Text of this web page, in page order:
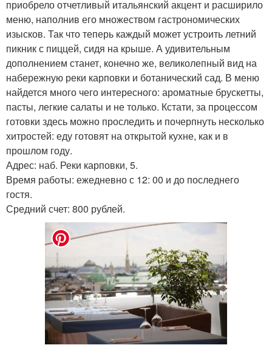
приобрело отчетливый итальянский акцент и расширило
меню, наполнив его множеством гастрономических
изысков. Так что теперь каждый может устроить летний
пикник с пиццей, сидя на крыше. А удивительным
дополнением станет, конечно же, великолепный вид на
набережную реки карповки и ботанический сад. В меню
найдется много чего интересного: ароматные брускетты,
пасты, легкие салаты и не только. Кстати, за процессом
готовки здесь можно проследить и почерпнуть несколько
хитростей: еду готовят на открытой кухне, как и в
прошлом году.
Адрес: наб. Реки карповки, 5.
Время работы: ежедневно с 12: 00 и до последнего
гостя.
Средний счет: 800 рублей.